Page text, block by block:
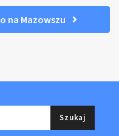
na Mazowszu